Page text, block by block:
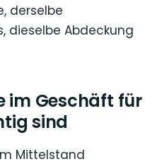
derselbe
dieselbe Abdeckung
im Geschäft für
sind
Mittelstand